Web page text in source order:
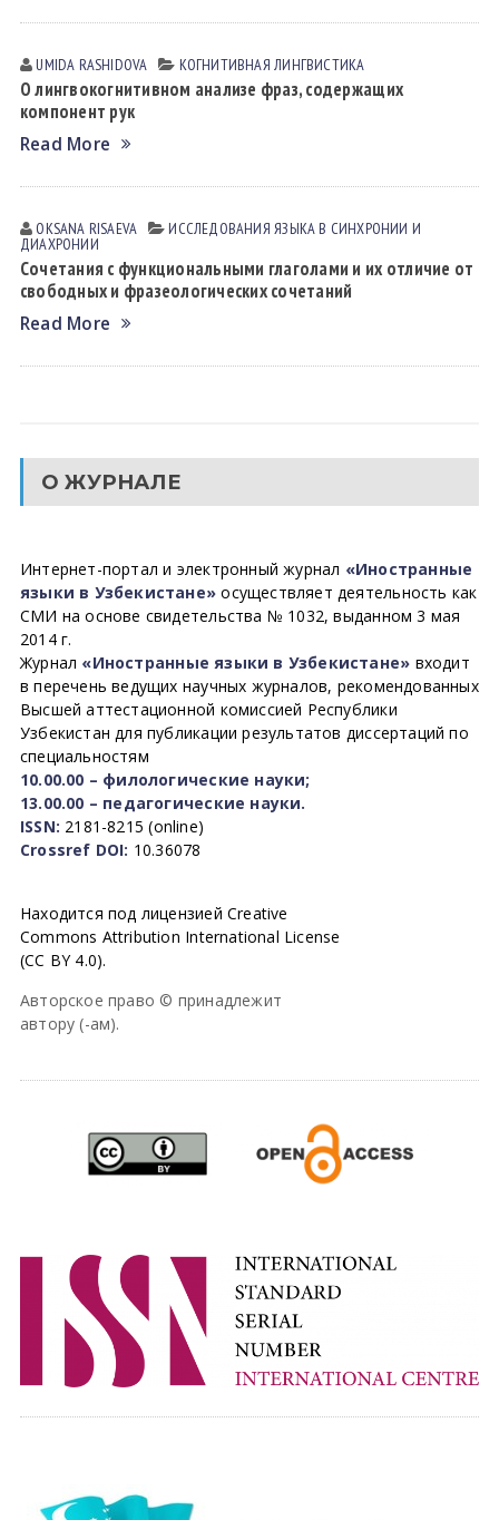
UMIDA RАSHIDOVА КОГНИТИВНАЯ ЛИНГВИСТИКА
О лингвокогнитивном анализе фраз, содержащих
компонент рук
Read More
OKSANA RISАEVА ИССЛЕДОВАНИЯ ЯЗЫКА В СИНХРОНИИ И
ДИАХРОНИИ
Сочетания с функциональными глаголами и их отличие от
свободных и фразеологических сочетаний
Read More
О ЖУРНАЛЕ
Интернет-портал и электронный журнал «Иностранные
языки в Узбекистане» осуществляет деятельность как
СМИ на основе свидетельства № 1032, выданном 3 мая
2014 г.
Журнал «Иностранные языки в Узбекистане» входит
в перечень ведущих научных журналов, рекомендованных
Высшей аттестационной комиссией Республики
Узбекистан для публикации результатов диссертаций по
специальностям
10.00.00 – филологические науки;
13.00.00 – педагогические науки.
ISSN: 2181-8215 (online)
Crossref DOI: 10.36078
Находится под лицензией Creative
Commons Attribution International License
(CC BY 4.0).
Авторское право © принадлежит
автору (-ам).